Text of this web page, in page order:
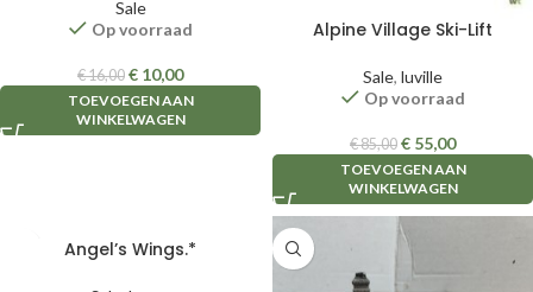
Sale
Op voorraad
€16,00 € 10,00
TOEVOEGEN AAN
WINKELWAGEN
Alpine Village Ski-Lift
Sale, luville
Op voorraad
€85,00 € 55,00
TOEVOEGEN AAN
WINKELWAGEN
Angel’s Wings.*